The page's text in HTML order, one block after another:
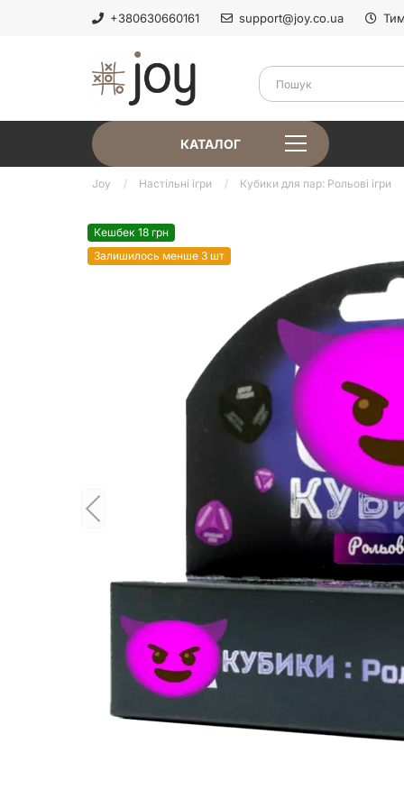
+380630660161 support@joy.co.ua
КАТАЛОГ
Joy Настільні ігри Кубики для пар: Рольові ігри
Кешбек 18 грн
Залишилось менше 3 шт